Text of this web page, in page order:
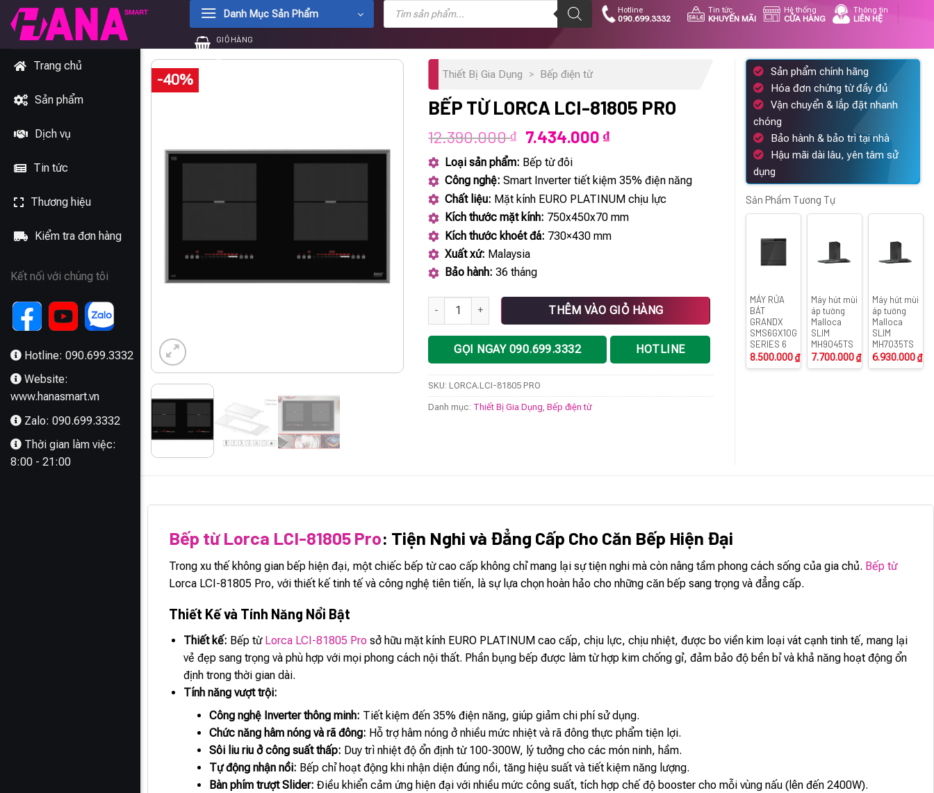
Chuyển
đến
dung
Danh Mục Sản Phẩm
Tìm
kiếm
phẩm
Hotline
090.699.3332
Tin tức
KHUYẾN MÃI
Hệ thống
CỬA HÀNG
Thông tin
LIÊN HỆ
GIỎ HÀNG
0₫
Trang chủ
Sản phẩm
Dịch vụ
Tin tức
Thương hiệu
Kiểm tra đơn hàng
Kết nối với chúng tôi
Hotline: 090.699.3332
Website:
www.hanasmart.vn
Zalo: 090.699.3332
Thời gian làm việc:
8:00 - 21:00
-40% Thiết Bị Gia Dụng > Bếp điện từ
BẾP TỪ LORCA LCI-81805 PRO
12.390.000₫
Giá
gốc
là:
12.390.000 ₫.
7.434.000 ₫Giá
là:
7.434.000 ₫.
Loại sản phẩm: Bếp từ đôi
Công nghệ: Smart Inverter tiết kiệm 35% điện năng
Chất liệu: Mặt kính EURO PLATINUM chịu lực
Kích thước mặt kính: 750x450x70 mm
Kích thước khoét đá: 730×430 mm
Xuất xứ: Malaysia
Bảo hành:36 tháng
Bếp từ LORCA LCI-81805 PRO số lượngTHÊM VÀO GIỎ HÀNG
GỌI NGAY 090.699.3332 HOTLINE
SKU:LORCA.LCI-81805 PRO
Danh mục: Thiết Bị Gia Dụng ,Bếp điện từ
Sản phẩm chính hãng
Hóa đơn chứng từ đầy đủ
Vận chuyển & lắp đặt nhanh
chóng
Bảo hành & bảo trì tại nhà
Hậu mãi dài lâu, yên tâm sử
dụng
Sản Phẩm Tương Tự
MÁY RỬA
BÁT
GRANDX
SMS6GX10G
SERIES 6
8.500.000₫
Máy hút mùi
áp tường
Malloca
SLIM
MH9045TS
7.700.000₫
Máy hút mùi
áp tường
Malloca
SLIM
MH7035TS
6.930.000₫
Bếp từ Lorca LCI-81805 Pro: Tiện Nghi và Đẳng Cấp Cho Căn Bếp Hiện Đại
Trong xu thế không gian bếp hiện đại, một chiếc bếp từ cao cấp không chỉ mang lại sự tiện nghi mà còn nâng tầm phong cách sống của gia chủ. Bếp từ
Lorca LCI-81805 Pro, với thiết kế tinh tế và công nghệ tiên tiến, là sự lựa chọn hoàn hảo cho những căn bếp sang trọng và đẳng cấp.
Thiết Kế và Tính Năng Nổi Bật
Thiết kế: Bếp từ Lorca LCI-81805 Pro sở hữu mặt kính EURO PLATINUM cao cấp, chịu lực, chịu nhiệt, được bo viền kim loại vát cạnh tinh tế, mang lại
vẻ đẹp sang trọng và phù hợp với mọi phong cách nội thất. Phần bụng bếp được làm từ hợp kim chống gỉ, đảm bảo độ bền bỉ và khả năng hoạt động ổn
định trong thời gian dài.
Tính năng vượt trội:
Công nghệ Inverter thông minh: Tiết kiệm đến 35% điện năng, giúp giảm chi phí sử dụng.
Chức năng hâm nóng và rã đông: Hỗ trợ hâm nóng ở nhiều mức nhiệt và rã đông thực phẩm tiện lợi.
Sôi liu riu ở công suất thấp: Duy trì nhiệt độ ổn định từ 100-300W, lý tưởng cho các món ninh, hầm.
Tự động nhận nồi: Bếp chỉ hoạt động khi nhận diện đúng nồi, tăng hiệu suất và tiết kiệm năng lượng.
Bàn phím trượt Slider: Điều khiển cảm ứng hiện đại với nhiều mức công suất, tích hợp chế độ booster cho mỗi vùng nấu (lên đến 2400W).